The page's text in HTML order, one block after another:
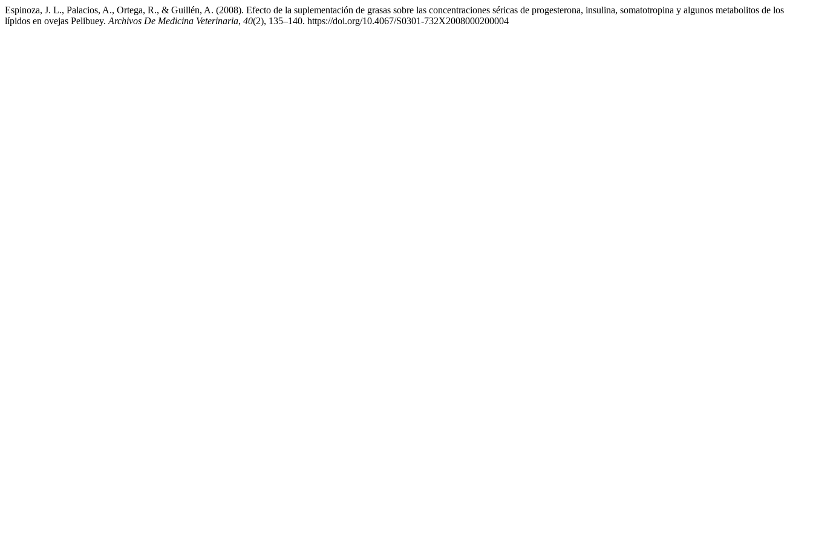
Espinoza, J. L., Palacios, A., Ortega, R., & Guillén, A. (2008). Efecto de la suplementación de grasas sobre las concentraciones séricas de progesterona, insulina, somatotropina y algunos metabolitos de los
lípidos en ovejas Pelibuey. Archivos De Medicina Veterinaria, 40(2), 135–140. https://doi.org/10.4067/S0301-732X2008000200004